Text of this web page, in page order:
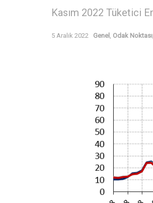
Kasım 2022 Tüketici
5 Aralık 2022 Genel Odak Noktası